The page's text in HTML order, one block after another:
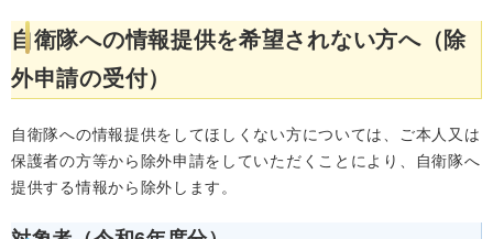
自衛隊への情報提供を希望されない方へ（除
外申請の受付）
自衛隊への情報提供をしてほしくない方については、ご本人又は
保護者の方等から除外申請をしていただくことにより、自衛隊へ
提供する情報から除外します。